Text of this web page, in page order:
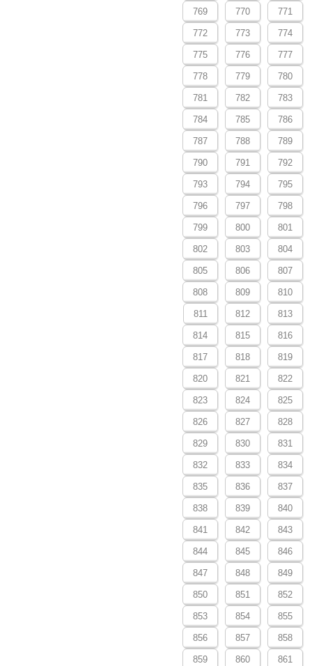
769 770 771
772 773 774
775 776 777
778 779 780
781 782 783
784 785 786
787 788 789
790 791 792
793 794 795
796 797 798
799 800 801
802 803 804
805 806 807
808 809 810
811 812 813
814 815 816
817 818 819
820 821 822
823 824 825
826 827 828
829 830 831
832 833 834
835 836 837
838 839 840
841 842 843
844 845 846
847 848 849
850 851 852
853 854 855
856 857 858
859 860 861